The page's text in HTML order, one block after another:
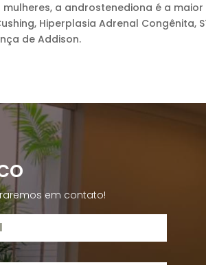
a androstenediona é a
Hiperplasia Adrenal Congênita,
de Addison.
em contato!